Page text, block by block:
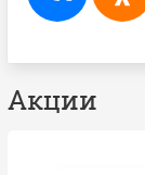
Акции